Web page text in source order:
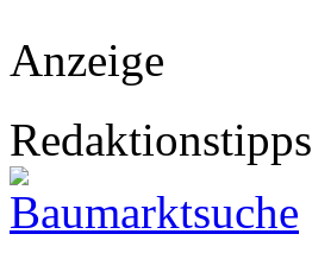
Anzeige
Redaktionstipps